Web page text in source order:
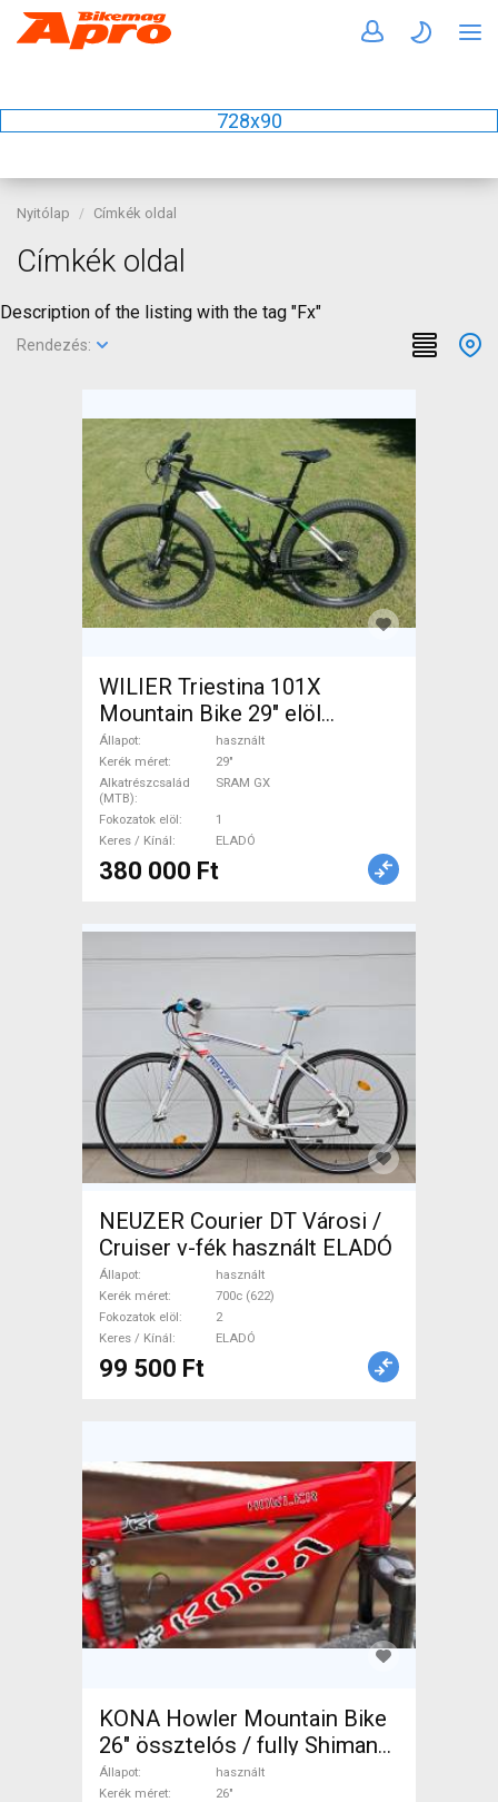
728x90
Nyitólap Címkék oldal
Címkék oldal
Description of the listing with the tag "Fx"
Rendezés:
WILIER Triestina 101X
Mountain Bike 29" elöl
teleszkópos SRAM GX
használt ELADÓ
Állapot
használt
Kerék méret
29"
Alkatrészcsalád
(MTB)
SRAM GX
Fokozatok elöl
1
Keres / Kínál
ELADÓ
380 000 Ft
NEUZER Courier DT Városi /
Cruiser v-fék használt ELADÓ
Állapot
használt
Kerék méret
700c (622)
Fokozatok elöl
2
Keres / Kínál
ELADÓ
99 500 Ft
KONA Howler Mountain Bike
26" össztelós / fully Shimano
Altus használt ELADÓ
Állapot
használt
Kerék méret
26"